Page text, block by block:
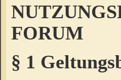
FORUM
§ 1